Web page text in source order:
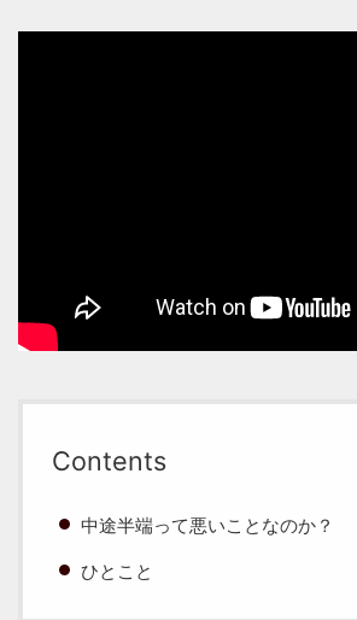
Contents
中途半端って悪いことなのか？
ひとこと